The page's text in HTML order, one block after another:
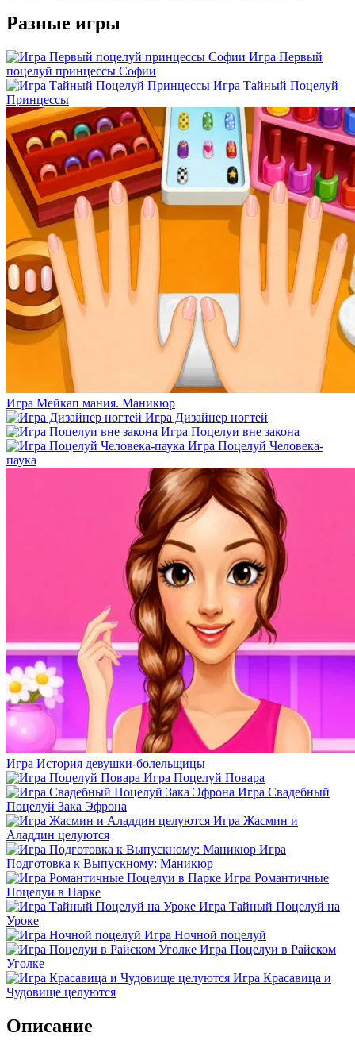
Разные игры
Игра Первый
поцелуй принцессы Софии
Игра Тайный Поцелуй
Принцессы
Игра Мейкап мания. Маникюр
Игра Дизайнер ногтей
Игра Поцелуи вне закона
Игра Поцелуй Человека-
паука
Игра История девушки-болельщицы
Игра Поцелуй Повара
Игра Свадебный
Поцелуй Зака Эфрона
Игра Жасмин и
Аладдин целуются
Игра
Подготовка к Выпускному: Маникюр
Игра Романтичные
Поцелуи в Парке
Игра Тайный Поцелуй на
Уроке
Игра Ночной поцелуй
Игра Поцелуи в Райском
Уголке
Игра Красавица и
Чудовище целуются
Описание